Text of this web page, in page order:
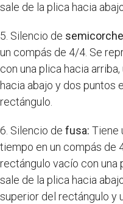
sale de la plica hacia
5. Silencio de
un compás de 4/4. Se
con una plica hacia
hacia abajo y dos puntos
rectángulo.
6. Silencio de fusa: Tiene
tiempo en un compás de
rectángulo vacío con una
sale de la plica hacia
superior del rectángulo y